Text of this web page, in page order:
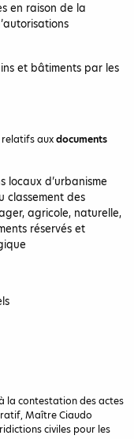
en raison de la
et bâtiments par les
relatifs auxdocuments
locaux d’urbanisme
classement des
agricole, naturelle,
réservés et
la contestation des actes
Maître Ciaudo
civiles pour les